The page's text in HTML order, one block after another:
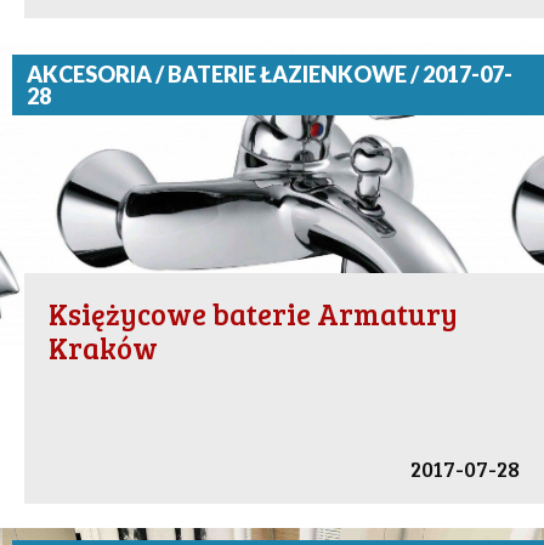
AKCESORIA / BATERIE ŁAZIENKOWE / 2017-07-
28
Księżycowe baterie Armatury
Kraków
2017-07-28